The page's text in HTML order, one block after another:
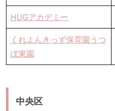
HUGアカデミー
くれよんきっず保育園うつ
ぼ東園
中央区